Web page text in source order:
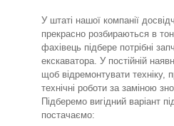
У штаті нашої компанії
прекрасно розбираються в
фахівець підбере потрібні
екскаватора. У постійній
щоб відремонтувати техніку,
технічні роботи за заміною
Підберемо вигідний варіант
постачаємо: